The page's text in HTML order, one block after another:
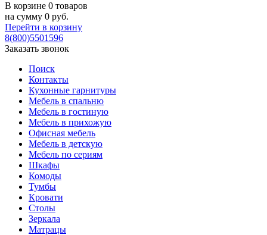
В корзине 0 товаров
на сумму 0 руб.
Перейти в корзину
8(800)5501596
Заказать звонок
Поиск
Контакты
Кухонные гарнитуры
Мебель в спальню
Мебель в гостиную
Мебель в прихожую
Офисная мебель
Мебель в детскую
Мебель по сериям
Шкафы
Комоды
Тумбы
Кровати
Столы
Зеркала
Матрацы